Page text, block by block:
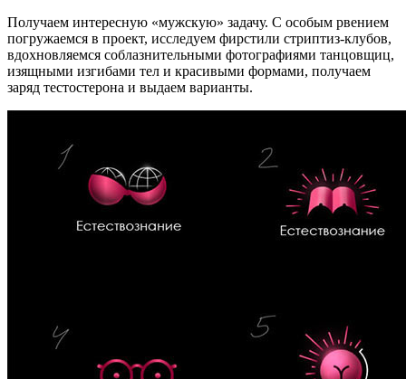
Получаем интересную «мужскую» задачу. С особым рвением
погружаемся в проект, исследуем фирстили стриптиз-клубов,
вдохновляемся соблазнительными фотографиями танцовщиц,
изящными изгибами тел и красивыми формами, получаем
заряд тестостерона и выдаем варианты.